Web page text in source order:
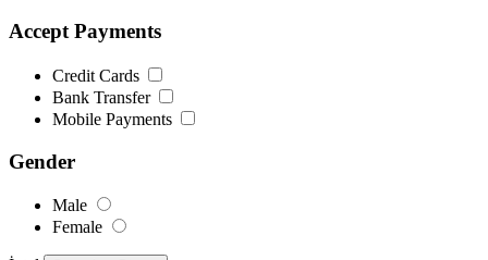
Accept Payments
Credit Cards
Bank Transfer
Mobile Payments
Gender
Male
Female